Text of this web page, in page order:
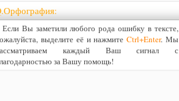
Если Вы заметили любого рода ошибку в тексте,
выделите её и нажмитеCtrl+Enter. Мы
каждый Ваш сигнал с
за Вашу помощь!